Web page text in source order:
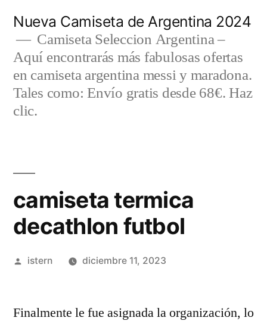
contenido
Nueva Camiseta de Argentina 2024
Camiseta Seleccion Argentina –
Aquí encontrarás más fabulosas ofertas
en camiseta argentina messi y maradona.
Tales como: Envío gratis desde 68€. Haz
clic.
camiseta termica
decathlon futbol
Publicado
istern diciembre 11, 2023
Finalmente le fue asignada la organización, lo